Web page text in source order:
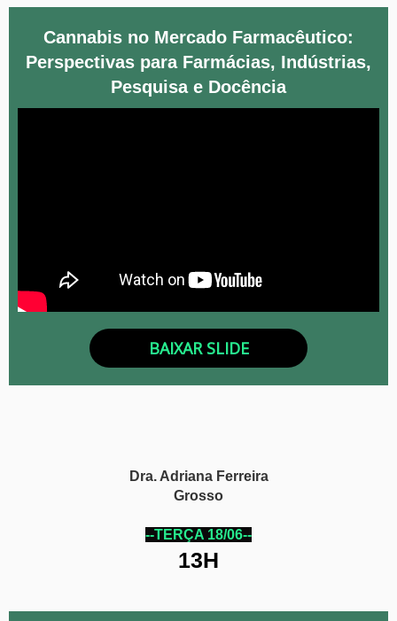
Cannabis no Mercado Farmacêutico:
Perspectivas para Farmácias, Indústrias,
Pesquisa e Docência
BAIXAR SLIDE
Dra. Adriana Ferreira
Grosso
--TERÇA 18/06--
13H